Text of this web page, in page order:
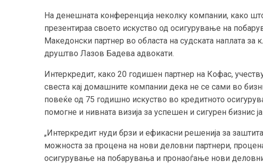
На денешната конференција неколку компании, како
презентираа своето искуство од осигурување на
Македонски партнер во областа на судската наплата за
друштво Лазов Бадева адвокати.
Интеркредит, како 20 годишен партнер на Кофас,
свеста кај домашните компании дека не се сами во
повеќе од 75 годишно искуство во кредитното
помогне и нивната визија за успешен и сигурен бизнис
„Интеркредит нуди брзи и ефикасни решенија за
можноста за процена на нови деловни партнери,
осигурување на побарувања и пронаоѓање нови